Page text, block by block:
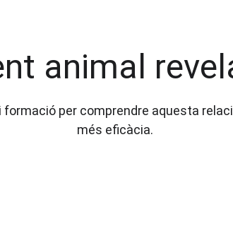
animal
formació per comprendre aquesta
més eficàcia.